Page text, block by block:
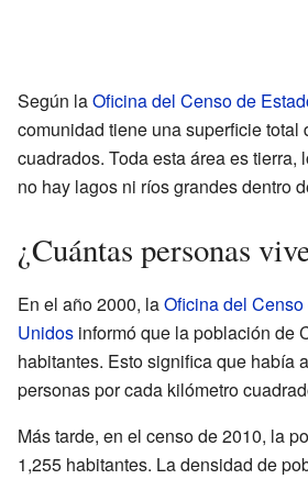
Según laOficina del Censo de
comunidad tiene una superficie total
cuadrados. Toda esta área es tierra,
no hay lagos ni ríos grandes dentro
¿Cuántas personas
En el año 2000, laOficina del
Unidos informó que la población de
habitantes. Esto significa que había
personas por cada kilómetro
Más tarde, en el censo de 2010, la
1,255 habitantes. La densidad de